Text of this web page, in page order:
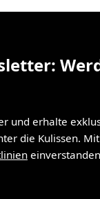
und erhalte
die Kulissen.